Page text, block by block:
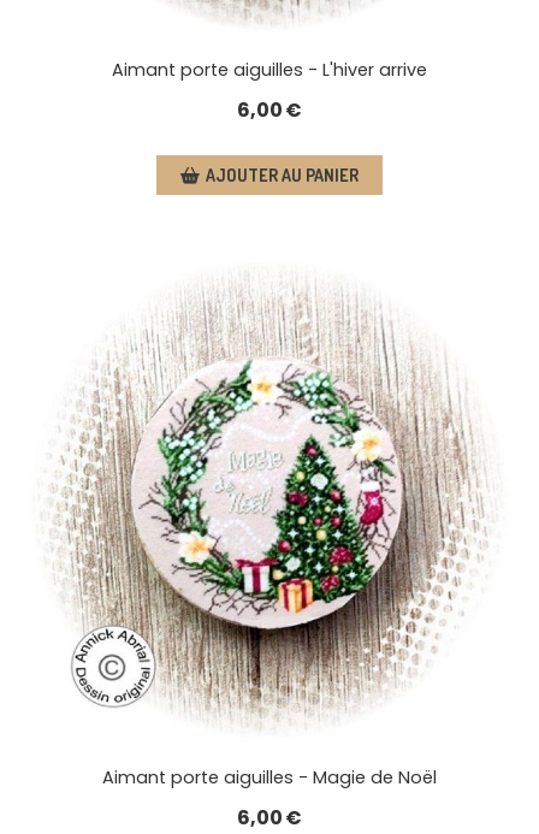
Aimant porte aiguilles - L'hiver arrive
6,00€
AJOUTER AU PANIER
Aimant porte aiguilles - Magie de Noël
6,00€